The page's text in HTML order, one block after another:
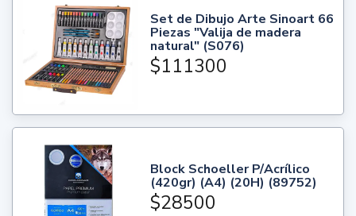
Set de Dibujo Arte Sinoart 66
Piezas "Valija de madera
natural" (S076)
$111300
Block Schoeller P/Acrílico
(420gr) (A4) (20H) (89752)
$28500